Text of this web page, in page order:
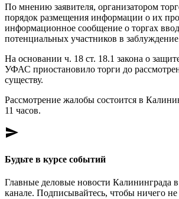
По мнению заявителя, организатором
порядок размещения информации о их
информационное сообщение о торгах
потенциальных участников в
На основании ч. 18 ст. 18.1 закона о
УФАС приостановило торги до
существу.
Рассмотрение жалобы состоится в
11 часов.
send
Будьте в курсе событий
Главные деловые новости Калининграда
канале. Подписывайтесь, чтобы ничего не